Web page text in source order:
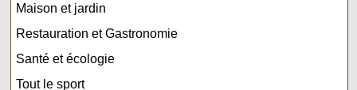
Maison et jardin
Restauration et Gastronomie
Santé et écologie
Tout le sport